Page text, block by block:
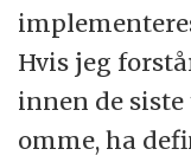
Hvis jeg
innen de siste
omme, ha